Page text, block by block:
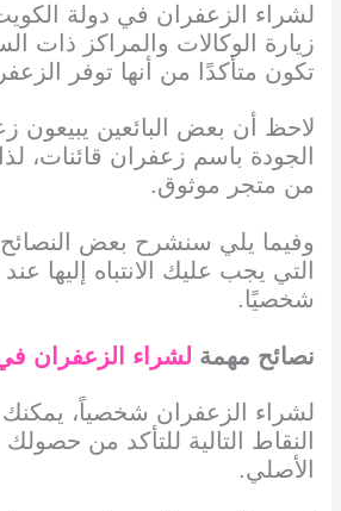
لشراء الزعفران في دولة
زيارة الوكالات والمراكز ذات
تكون متأكدًا من أنها توفر
لاحظ أن بعض البائعين يبيعون
الجودة باسم زعفران قائنات،
من متجر موثوق.
وفيما يلي سنشرح بعض
التي يجب عليك الانتباه إليها
شخصيًا.
نصائح مهمة لشراء الزعفران
لشراء الزعفران شخصياً، يمكنك
النقاط التالية للتأكد من
الأصلي.